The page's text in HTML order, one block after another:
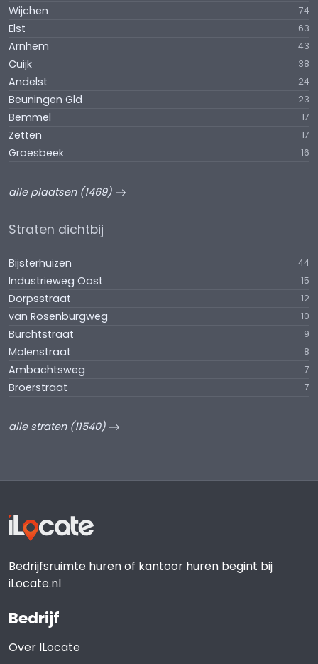
Wijchen 74
Elst 63
Arnhem 43
Cuijk 38
Andelst 24
Beuningen Gld 23
Bemmel 17
Zetten 17
Groesbeek 16
alle plaatsen (1469)
Straten dichtbij
Bijsterhuizen 44
Industrieweg Oost 15
Dorpsstraat 12
van Rosenburgweg 10
Burchtstraat 9
Molenstraat 8
Ambachtsweg 7
Broerstraat 7
alle straten (11540)
Bedrijfsruimte huren of kantoor huren begint bij
iLocate.nl
Bedrijf
Over ILocate